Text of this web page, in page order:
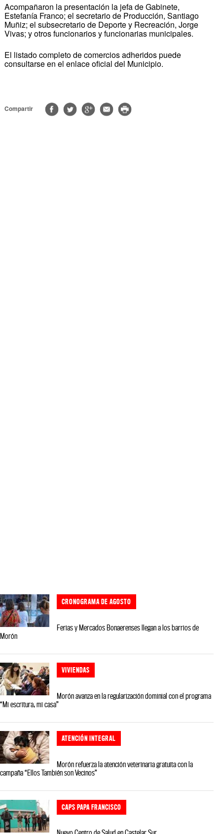
Acompañaron la presentación la jefa de Gabinete,
Estefanía Franco; el secretario de Producción, Santiago
Muñiz; el subsecretario de Deporte y Recreación, Jorge
Vivas; y otros funcionarios y funcionarias municipales.
El listado completo de comercios adheridos puede
consultarse en el enlace oficial del Municipio.
Compartir
CRONOGRAMA DE AGOSTO
Ferias y Mercados Bonaerenses llegan a los barrios de
Morón
VIVIENDAS
Morón avanza en la regularización dominial con el programa
“Mi escritura, mi casa”
ATENCIÓN INTEGRAL
Morón refuerza la atención veterinaria gratuita con la
campaña “Ellos También son Vecinos”
CAPS PAPA FRANCISCO